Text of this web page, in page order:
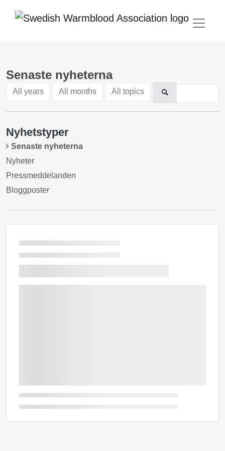
Senaste nyheterna
All years All months All topics
Nyhetstyper
Senaste nyheterna
Nyheter
Pressmeddelanden
Bloggposter